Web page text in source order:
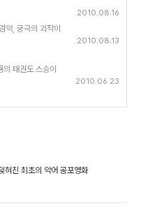
2010.08.16
악, 궁극의 괴작이
2010.08.13
태권도 스승이
2010.06.23
진 최초의 악어 공포영화